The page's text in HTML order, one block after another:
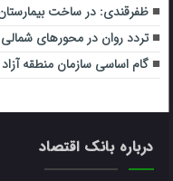
ظفرقندی: در ساخت
تردد روان در محورهای شمالی
گام اساسی سازمان منطقه
درباره بانک اقتصاد